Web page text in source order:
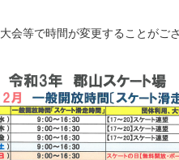
大会等で時間が変更することがご